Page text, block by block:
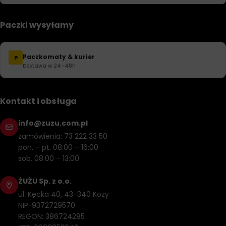
Paczki wysyłamy
P Paczkomaty & kurier
Dostawa w 24–48h
Kontakt i obsługa
info@zuzu.com.pl
zamówienia: 73 222 33 50
pon. – pt. 08:00 – 16:00
sob. 08:00 – 13:00
ŻUŻU Sp. z o.o.
ul. Kęcka 40, 43-340 Kozy
NIP: 9372729570
REGON: 386724285